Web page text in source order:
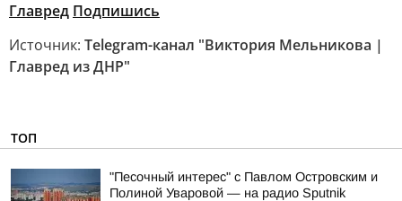
Главред Подпишись
Источник: Telegram-канал "Виктория Мельникова |
Главред из ДНР"
ТОП
"Песочный интерес" с Павлом Островским и
Полиной Уваровой — на радио Sputnik